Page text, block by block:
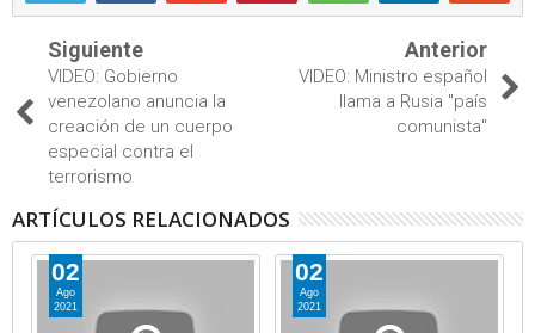
Siguiente
VIDEO: Gobierno
venezolano anuncia la
creación de un cuerpo
especial contra el
terrorismo
Anterior
VIDEO: Ministro español
llama a Rusia "país
comunista"
ARTÍCULOS RELACIONADOS
02
Ago
2021
02
Ago
2021